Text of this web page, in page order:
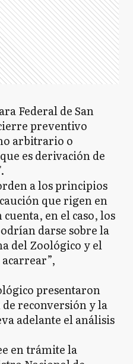
Federal de San
preventivo
arbitrario o
es derivación de
a los principios
que rigen en
en el caso, los
darse sobre la
del Zoológico y el
presentaron
reconversión y la
adelante el análisis
en trámite la